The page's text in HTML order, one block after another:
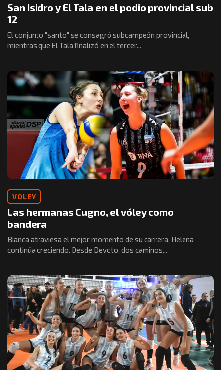
San Isidro y El Tala en el podio provincial sub
12
El conjunto "santo" se consagró subcampeón provincial,
mientras que El Tala finalizó en el tercer...
VOLEY
Las hermanas Cugno, el vóley como
bandera
Bianca atraviesa el mejor momento de su carrera. Helena
continúa creciendo. Desde Devoto, dos caminos...